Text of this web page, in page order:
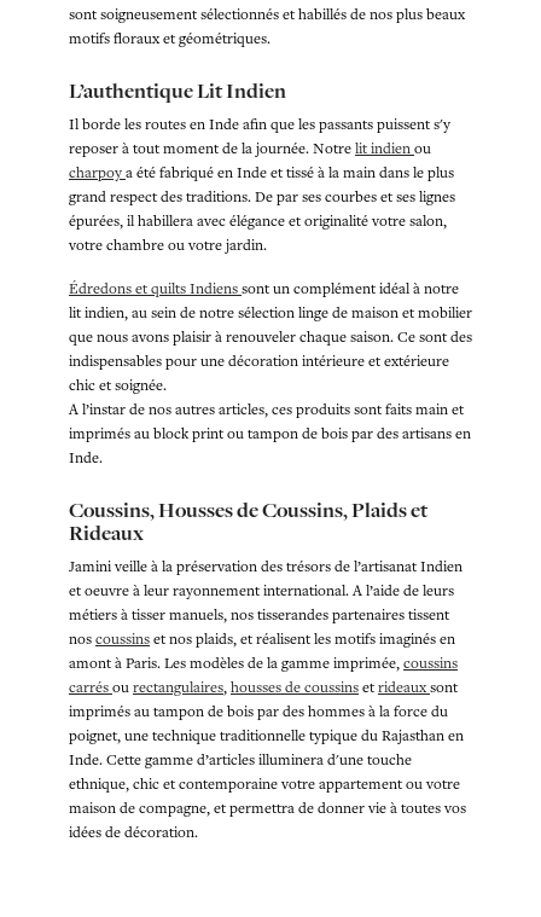
sont soigneusement sélectionnés et habillés de nos plus beaux
motifs floraux et géométriques.
L’authentique Lit Indien
Il borde les routes en Inde afin que les passants puissent s'y
reposer à tout moment de la journée. Notrelit indienou
charpoya été fabriqué en Inde et tissé à la main dans le plus
grand respect des traditions. De par ses courbes et ses lignes
épurées, il habillera avec élégance et originalité votre salon,
votre chambre ou votre jardin.
Édredons et quilts Indienssont un complément idéal à notre
lit indien, au sein de notre sélection linge de maison et mobilier
que nous avons plaisir à renouveler chaque saison. Ce sont des
indispensables pour une décoration intérieure et extérieure
chic et soignée.
A l’instar de nos autres articles, ces produits sont faits main et
imprimés au block print ou tampon de bois par des artisans en
Inde.
Coussins, Housses de Coussins, Plaids et
Rideaux
Jamini veille à la préservation des trésors de l’artisanat Indien
et oeuvre à leur rayonnement international. A l’aide de leurs
métiers à tisser manuels, nos tisserandes partenaires tissent
noscoussinset nos plaids, et réalisent les motifs imaginés en
amont à Paris. Les modèles de la gamme imprimée,coussins
carrésourectangulaires,housses de coussinsetrideauxsont
imprimés au tampon de bois par des hommes à la force du
poignet, une technique traditionnelle typique du Rajasthan en
Inde. Cette gamme d’articles illuminera d'une touche
ethnique, chic et contemporaine votre appartement ou votre
maison de compagne, et permettra de donner vie à toutes vos
idées de décoration.